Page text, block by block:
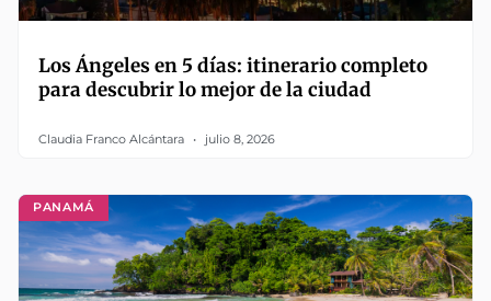
Los Ángeles en 5 días: itinerario completo
para descubrir lo mejor de la ciudad
Claudia Franco Alcántara julio 8, 2026
PANAMÁ